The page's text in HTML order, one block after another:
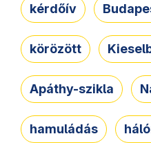
kérdőív
körözött
Apáthy-szikla
hamuládás